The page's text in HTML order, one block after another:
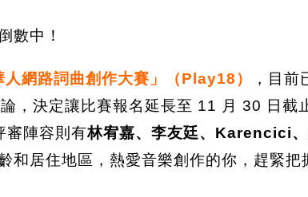
數中！
人網路詞曲創作大賽」（Play18）
，目前
，決定讓比賽報名延長至 11 月 30 日截
審陣容則有林宥嘉、李友廷、Karencici
和居住地區，熱愛音樂創作的你，趕緊把